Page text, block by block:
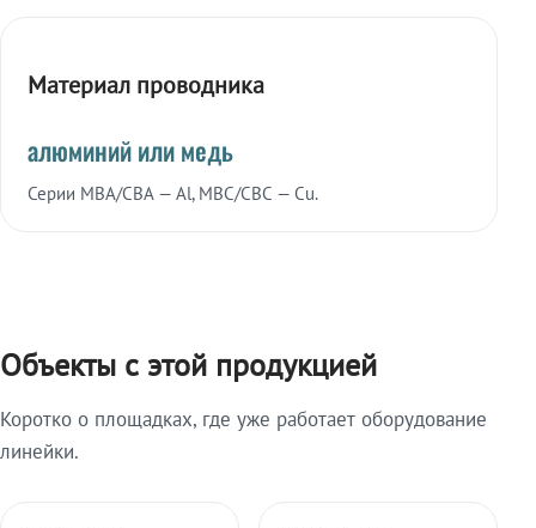
Материал проводника
алюминий или медь
Серии МВА/СВА — Al, МВС/СВС — Cu.
Объекты с этой продукцией
Коротко о площадках, где уже работает оборудование
линейки.